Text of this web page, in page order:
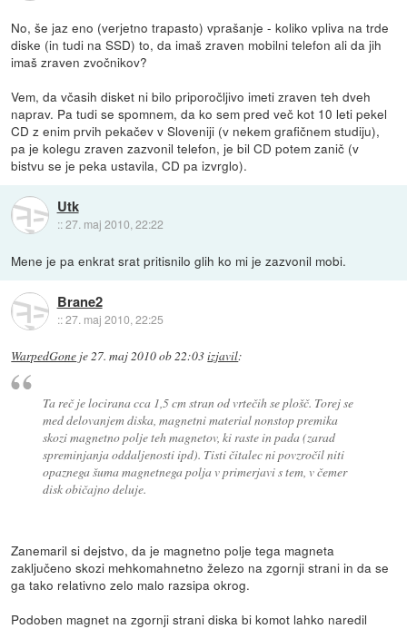
No, še jaz eno (verjetno trapasto) vprašanje - koliko vpliva na trde
diske (in tudi na SSD) to, da imaš zraven mobilni telefon ali da jih
imaš zraven zvočnikov?
Vem, da včasih disket ni bilo priporočljivo imeti zraven teh dveh
naprav. Pa tudi se spomnem, da ko sem pred več kot 10 leti pekel
CD z enim prvih pekačev v Sloveniji (v nekem grafičnem studiju),
pa je kolegu zraven zazvonil telefon, je bil CD potem zanič (v
bistvu se je peka ustavila, CD pa izvrglo).
Utk
::27. maj 2010, 22:22
Mene je pa enkrat srat pritisnilo glih ko mi je zazvonil mobi.
Brane2
::27. maj 2010, 22:25
WarpedGone je27. maj 2010 ob 22:03izjavil:
Ta reč je locirana cca 1,5 cm stran od vrtečih se plošč. Torej se
med delovanjem diska, magnetni material nonstop premika
skozi magnetno polje teh magnetov, ki raste in pada (zarad
spreminjanja oddaljenosti ipd). Tisti čitalec ni povzročil niti
opaznega šuma magnetnega polja v primerjavi s tem, v čemer
disk običajno deluje.
Zanemaril si dejstvo, da je magnetno polje tega magneta
zaključeno skozi mehkomahnetno železo na zgornji strani in da se
ga tako relativno zelo malo razsipa okrog.
Podoben magnet na zgornji strani diska bi komot lahko naredil